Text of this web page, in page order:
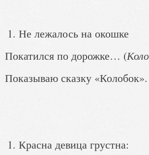
Не лежалось на окошке
Покатился по дорожке… (
Показываю сказку
Красна девица грустна: